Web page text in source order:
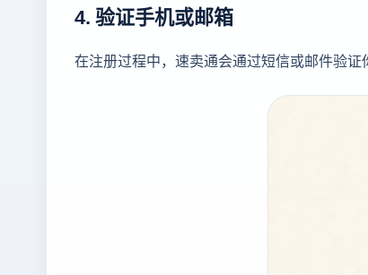
4. 验证手机或邮箱
在注册过程中，速卖通会通过短信或邮件验